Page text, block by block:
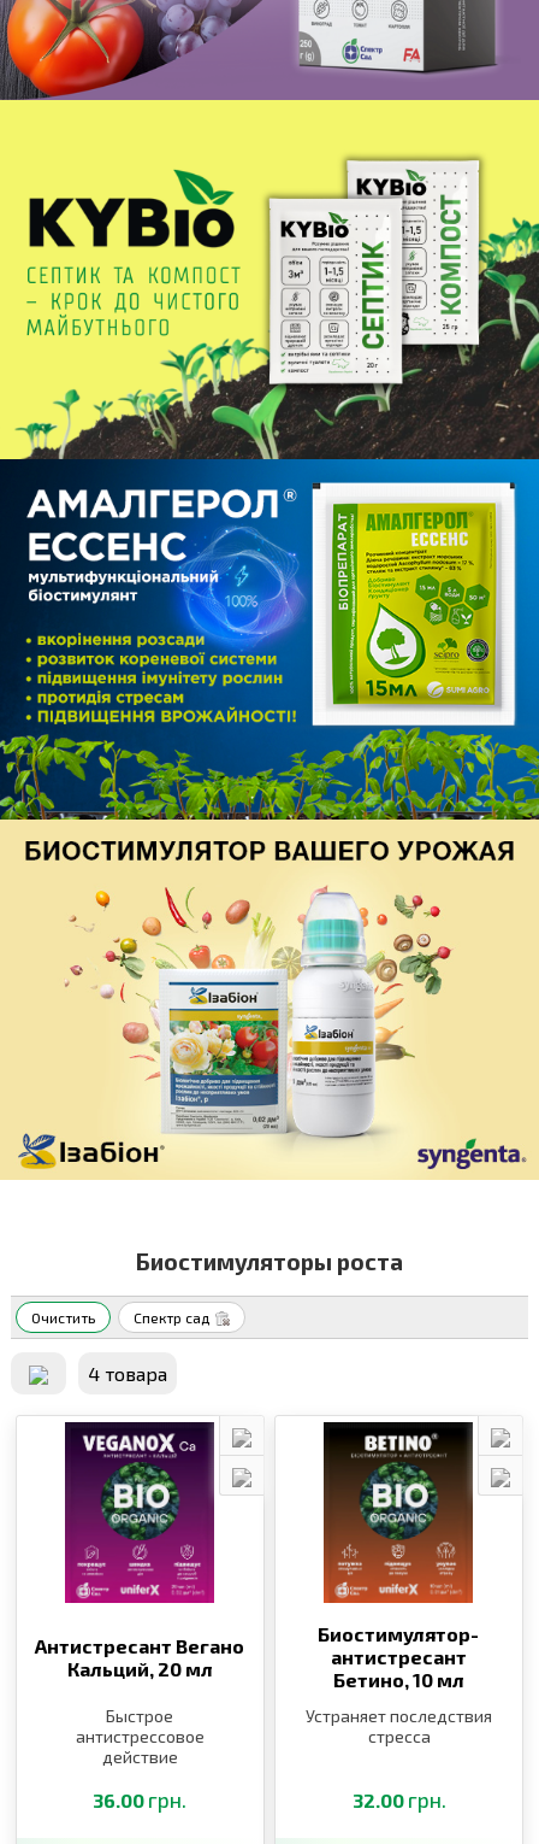
Биостимуляторы роста
Очистить Спектр сад
4 товара
Антистресант Вегано
Кальций, 20 мл
Быстрое
антистрессовое
действие
36.00 грн.
Биостимулятор-
антистресант
Бетино,10 мл
Устраняет последствия
стресса
32.00 грн.